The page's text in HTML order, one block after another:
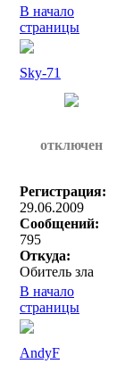
В начало
страницы
Sky-71
отключен
Регистрация:
29.06.2009
Сообщений:
795
Откуда:
Обитель зла
В начало
страницы
AndyF